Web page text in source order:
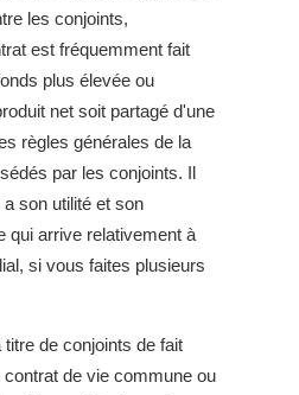
les conjoints,
est fréquemment fait
plus élevée ou
net soit partagé d'une
règles générales de la
par les conjoints. Il
son utilité et son
qui arrive relativement à
si vous faites plusieurs
de conjoints de fait
de vie commune ou